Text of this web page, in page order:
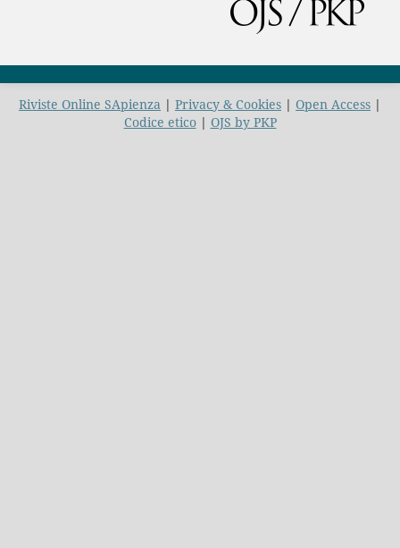
Riviste Online SApienza | Privacy & Cookies | Open Access |
Codice etico| OJS by PKP